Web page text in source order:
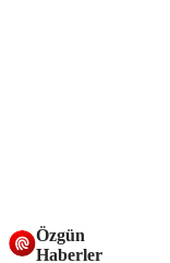
Özgün
Haberler